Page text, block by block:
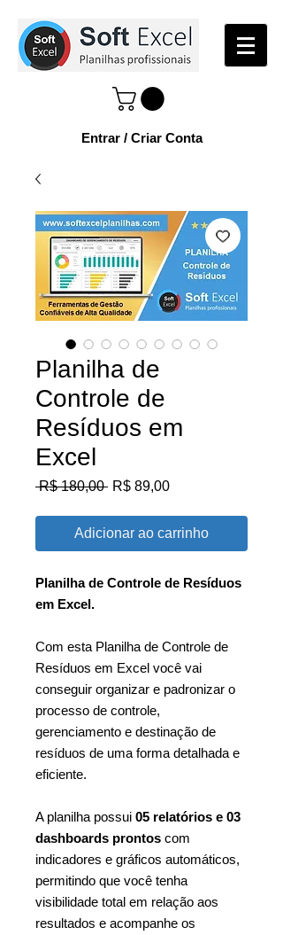
Entrar / Criar Conta
Planilha de
Controle de
Resíduos em
Excel
R$ 180,00 Preço
R$ 89,00Preço
Adicionar ao carrinho
Planilha de Controle de Resíduos
em Excel.
Com esta Planilha de Controle de
Resíduos em Excel você vai
conseguir organizar e padronizar o
processo de controle,
gerenciamento e destinação de
resíduos de uma forma detalhada e
eficiente.
A planilha possui 05 relatórios e 03
dashboards prontos com
indicadores e gráficos automáticos,
permitindo que você tenha
visibilidade total em relação aos
resultados e acompanhe os